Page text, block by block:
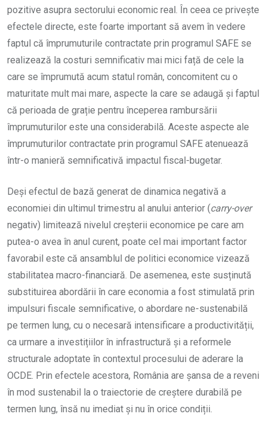
pozitive asupra sectorului economic real. În ceea ce privește
efectele directe, este foarte important să avem în vedere
faptul că împrumuturile contractate prin programul SAFE se
realizează la costuri semnificativ mai mici față de cele la
care se împrumută acum statul român, concomitent cu o
maturitate mult mai mare, aspecte la care se adaugă și faptul
că perioada de grație pentru începerea rambursării
împrumuturilor este una considerabilă. Aceste aspecte ale
împrumuturilor contractate prin programul SAFE atenuează
într-o manieră semnificativă impactul fiscal-bugetar.
Deși efectul de bază generat de dinamica negativă a
economiei din ultimul trimestru al anului anterior (carry-over
negativ) limitează nivelul creșterii economice pe care am
putea-o avea în anul curent, poate cel mai important factor
favorabil este că ansamblul de politici economice vizează
stabilitatea macro-financiară. De asemenea, este susținută
substituirea abordării în care economia a fost stimulată prin
impulsuri fiscale semnificative, o abordare ne-sustenabilă
pe termen lung, cu o necesară intensificare a productivității,
ca urmare a investițiilor în infrastructură și a reformele
structurale adoptate în contextul procesului de aderare la
OCDE. Prin efectele acestora, România are șansa de a reveni
în mod sustenabil la o traiectorie de creștere durabilă pe
termen lung, însă nu imediat și nu în orice condiții.